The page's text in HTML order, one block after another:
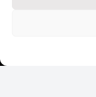
Kontaktuppgifter